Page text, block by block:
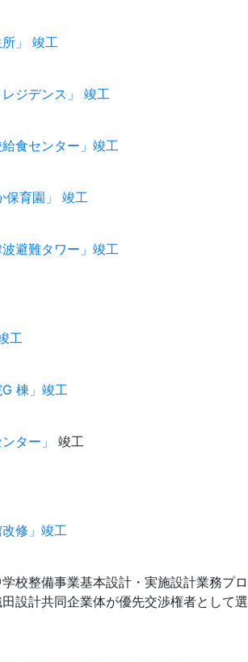
所」 竣工
レジデンス」 竣工
給食センター」竣工
保育園」 竣工
波避難タワー」竣工
工
G 棟」竣工
ター」
竣工
改修」竣工
学校整備事業基本設計・実施設計業務プロ
設計共同企業体が優先交渉権者として選